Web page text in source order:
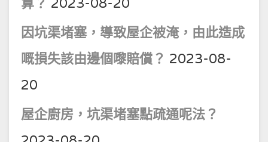
算？ 2023-08-20
因坑渠堵塞，導致屋企被淹，由此造成
嘅損失該由邊個嚟賠償？ 2023-08-
20
屋企廚房，坑渠堵塞點疏通呢法？